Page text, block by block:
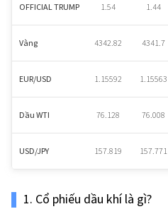
OFFICIAL TRUMP 1.54 1.44
Vàng 4342.82 4341.7
EUR/USD 1.15592 1.15563
Dầu WTI 76.128 76.008
USD/JPY 157.819 157.771
1. Cổ phiếu dầu khí là gì?